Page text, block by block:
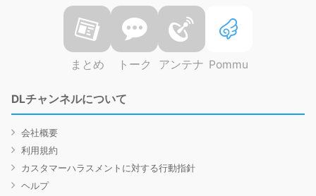
まとめ トーク アンテナ Pommu
DLチャンネルについて
会社概要
利用規約
カスタマーハラスメントに対する行動指針
ヘルプ